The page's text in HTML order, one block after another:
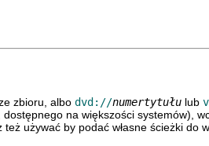
zbioru, albo dvd://numertytułu lub
, dostępnego na większości systemów),
też używać by podać własne ścieżki do